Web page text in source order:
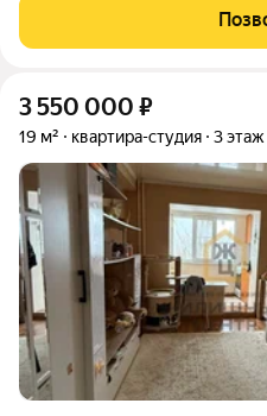
капитальный ремонт вся
В подъезде был сделан недавно
3 550 000 ₽
19 м² квартира-студия 3 этаж